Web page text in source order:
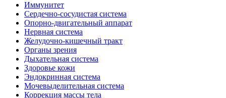
Иммунитет
Сердечно-сосудистая система
Опорно-двигательный аппарат
Нервная система
Желудочно-кишечный тракт
Органы зрения
Дыхательная система
Здоровье кожи
Эндокринная система
Мочевыделительная система
Коррекция массы тела